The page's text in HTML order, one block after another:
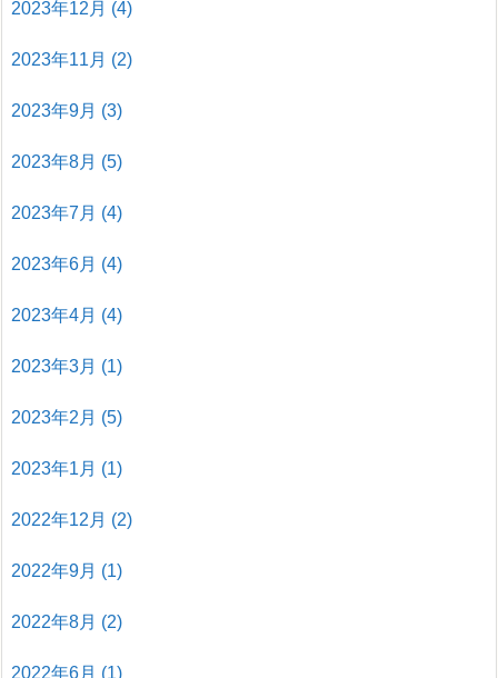
2023年12月 (4)
2023年11月 (2)
2023年9月 (3)
2023年8月 (5)
2023年7月 (4)
2023年6月 (4)
2023年4月 (4)
2023年3月 (1)
2023年2月 (5)
2023年1月 (1)
2022年12月 (2)
2022年9月 (1)
2022年8月 (2)
2022年6月 (1)